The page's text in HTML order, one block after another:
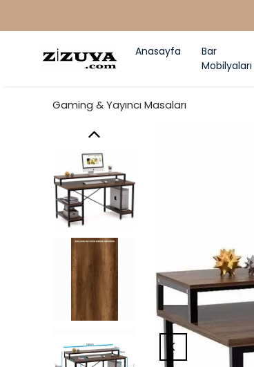
Anasayfa
Bar
Mobilyaları
Gaming & Yayıncı Masaları